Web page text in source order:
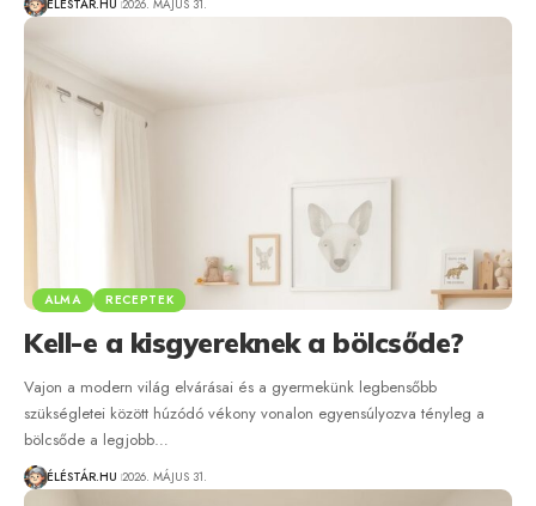
ÉLÉSTÁR.HU 2026. MÁJUS 31.
ALMA RECEPTEK
Kell-e a kisgyereknek a bölcsőde?
Vajon a modern világ elvárásai és a gyermekünk legbensőbb
szükségletei között húzódó vékony vonalon egyensúlyozva tényleg a
bölcsőde a legjobb…
ÉLÉSTÁR.HU 2026. MÁJUS 31.